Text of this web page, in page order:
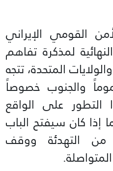
القومي الإيراني
لمذكرة تفاهم
المتحدة، تتجه
والجنوب خصوصاً
على الواقع
إذا كان سيفتح الباب
من التهدئة ووقف